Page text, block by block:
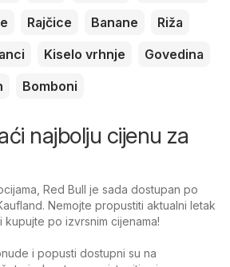
Rajčice Banane
Riža
Kiselo vrhnje
Govedina
Bomboni
najbolju cijenu za
Red Bull je sada dostupan po
Nemojte propustiti aktualni letak
kupujte po izvrsnim cijenama!
i popusti dostupni su na